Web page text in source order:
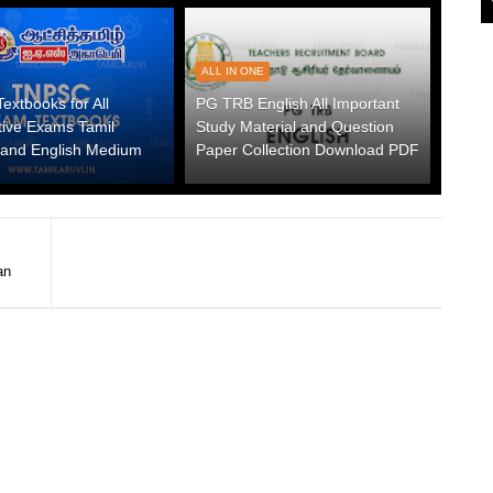
for All
Exams Tamil
English Medium
ALL IN ONE
PG TRB English All Important
Study Material and Question
Paper Collection Download PDF